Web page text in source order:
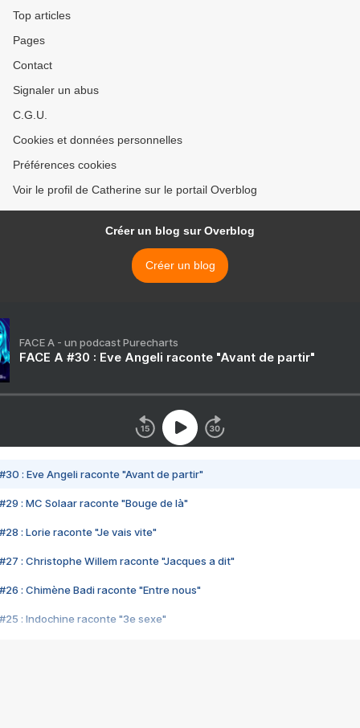
Top articles
Pages
Contact
Signaler un abus
C.G.U.
Cookies et données personnelles
Préférences cookies
Voir le profil de Catherine sur le portail Overblog
Créer un blog sur Overblog
Créer un blog
FACE A - un podcast Purecharts
FACE A #30 : Eve Angeli raconte "Avant de partir"
#30 : Eve Angeli raconte "Avant de partir"
#29 : MC Solaar raconte "Bouge de là"
#28 : Lorie raconte "Je vais vite"
#27 : Christophe Willem raconte "Jacques a dit"
#26 : Chimène Badi raconte "Entre nous"
#25 : Indochine raconte "3e sexe"